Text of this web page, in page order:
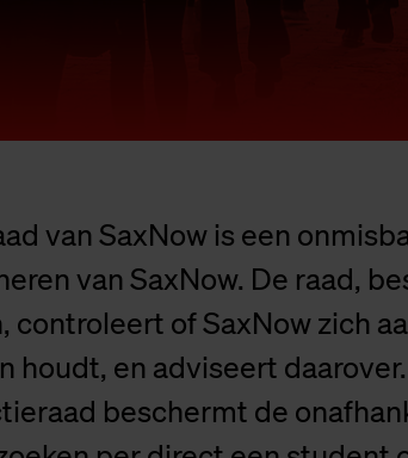
van SaxNow is een
van SaxNow. De raad,
controleert of SaxNow zich
houdt, en adviseert
beschermt de